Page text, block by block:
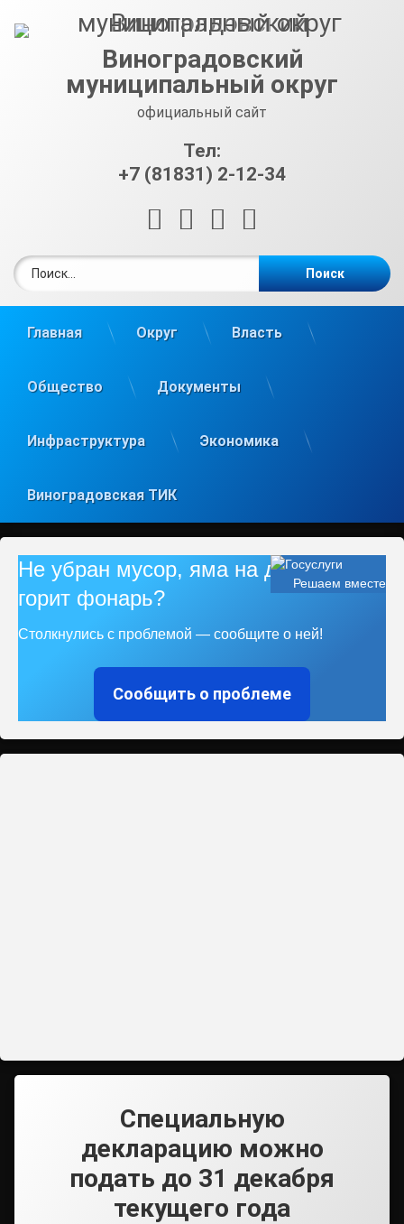
Виноградовский
муниципальный округ
официальный сайт
Тел:
+7 (81831) 2-12-34
RSS E-mailВКонтакте
Главная Округ Власть
Общество Документы
Инфраструктура Экономика
Виноградовская ТИК
Решаем вместе
Не убран мусор, яма на дороге, не
горит фонарь?
Столкнулись с проблемой — сообщите о ней!
Сообщить о проблеме
Специальную
декларацию можно
подать до 31 декабря
текущего года